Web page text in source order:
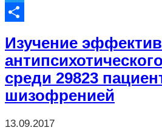
Twitter
Изучение
среди 29823
шизофренией
13.09.2017